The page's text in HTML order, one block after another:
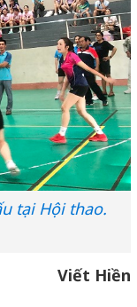
tại Hội thao.
Viết Hiền